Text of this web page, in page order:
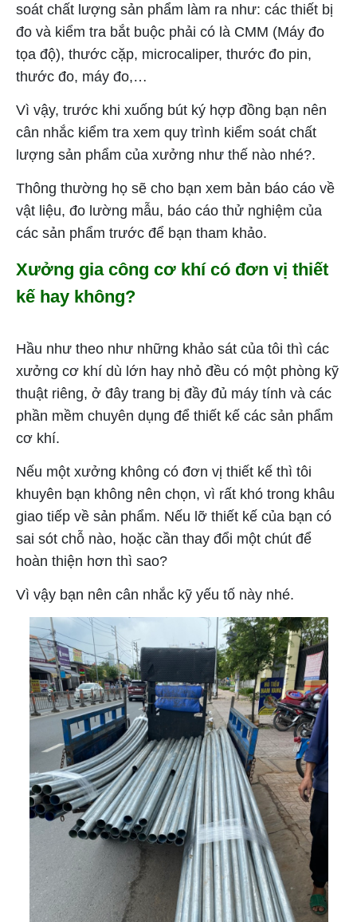
soát chất lượng sản phẩm làm ra như: các thiết bị
đo và kiểm tra bắt buộc phải có là CMM (Máy đo
tọa độ), thước cặp, microcaliper, thước đo pin,
thước đo, máy đo,…
Vì vậy, trước khi xuống bút ký hợp đồng bạn nên
cân nhắc kiểm tra xem quy trình kiểm soát chất
lượng sản phẩm của xưởng như thế nào nhé?.
Thông thường họ sẽ cho bạn xem bản báo cáo về
vật liệu, đo lường mẫu, báo cáo thử nghiệm của
các sản phẩm trước để bạn tham khảo.
Xưởng gia công cơ khí có đơn vị thiết
kế hay không?
Hầu như theo như những khảo sát của tôi thì các
xưởng cơ khí dù lớn hay nhỏ đều có một phòng kỹ
thuật riêng, ở đây trang bị đầy đủ máy tính và các
phần mềm chuyên dụng để thiết kế các sản phẩm
cơ khí.
Nếu một xưởng không có đơn vị thiết kế thì tôi
khuyên bạn không nên chọn, vì rất khó trong khâu
giao tiếp về sản phẩm. Nếu lỡ thiết kế của bạn có
sai sót chỗ nào, hoặc cần thay đổi một chút để
hoàn thiện hơn thì sao?
Vì vậy bạn nên cân nhắc kỹ yếu tố này nhé.